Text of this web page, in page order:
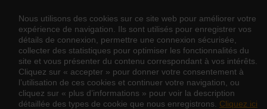
Nous utilisons des cookies sur ce site web pour améliorer votre
expérience de navigation. Ils sont utilisés pour enregistrer vos
détails de connexion, permettre une connexion sécurisée,
collecter des statistiques pour optimiser les fonctionnalités du
site et vous présenter du contenu correspondant à vos intérêts.
Cliquez sur « accepter » pour donner votre consentement à
l’utilisation de ces cookies et continuer votre navigation, ou
cliquez sur « plus d’informations » pour voir la description
détaillée des types de cookie que nous enregistrons. Cliquez ici